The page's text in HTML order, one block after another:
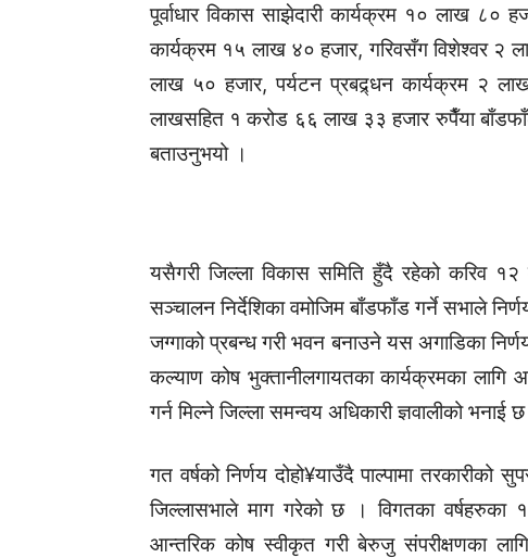
पूर्वाधार विकास साझेदारी कार्यक्रम १० लाख ८०
कार्यक्रम १५ लाख ४० हजार, गरिवसँग विशेश्वर २
लाख ५० हजार, पर्यटन प्रबद्र्धन कार्यक्रम २
लाखसहित १ करोड ६६ लाख ३३ हजार रुपैँया
बताउनुभयो ।
यसैगरी जिल्ला विकास समिति हुँदै रहेको करिव
सञ्चालन निर्देशिका वमोजिम बाँडफाँड गर्ने सभाले
जग्गाको प्रबन्ध गरी भवन बनाउने यस अगाडिका
कल्याण कोष भुक्तानीलगायतका कार्यक्रमका
गर्न मिल्ने जिल्ला समन्वय अधिकारी ज्ञवालीको भनाई
गत वर्षको निर्णय दोहो¥याउँदै पाल्पामा तरकारीको
जिल्लासभाले माग गरेको छ । विगतका
आन्तरिक कोष स्वीकृत गरी बेरुजु संपरीक्षणका